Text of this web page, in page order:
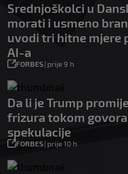
Srednjoškolci u
morati i usmeno
uvodi tri hitne mjere
AI-a
FORBES| prije 9 h
Da li je Trump
frizura tokom govora
spekulacije
FORBES| prije 10 h